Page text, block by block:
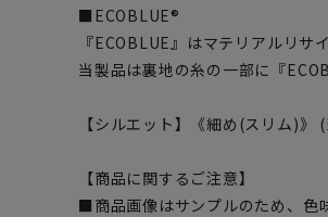
■ECOBLUE®
『ECOBLUE』はマテリアルリサ
当製品は裏地の糸の一部に『
【シルエット】《細め(スリム)》
【商品に関するご注意】
■商品画像はサンプルのため、色